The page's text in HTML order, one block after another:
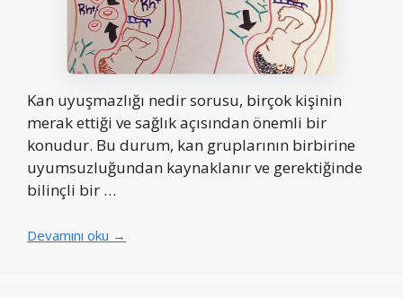
Kan uyuşmazlığı nedir sorusu, birçok kişinin
merak ettiği ve sağlık açısından önemli bir
konudur. Bu durum, kan gruplarının birbirine
uyumsuzluğundan kaynaklanır ve gerektiğinde
bilinçli bir …
Devamını oku →